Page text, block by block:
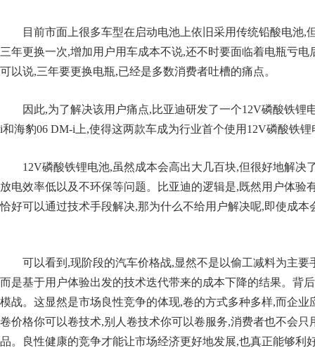
目前市面上很多车型在启动电池上依旧采用传统铅酸电池,
三年更换一次,增加用户用车成本不说,还不时要面临着电瓶亏电
可以说,三年要更换电瓶,已经是多数消费者吐槽的痛点。
因此,为了解决该用户痛点,比亚迪研发了一个12V磷酸铁锂
i和海豹06 DM-i上,使得这两款车成为行业首个使用12V磷酸铁
12V磷酸铁锂电池,虽然成本会高出大几百块,但很好地解决
放电效率低以及不环保等问题。比亚迪的逻辑是,既然用户体验
恰好可以通过技术手段解决,那为什么不给用户解决呢,即使成本
可以看到,现阶段的汽车价格战,显然不是以偷工减料为主要
而是基于用户体验出发的技术迭代带来的成本下降的结果。背
模战。这显然是市场良性竞争的体现,卷的方式多种多样,而企业
卷价格你可以卷技术,别人卷技术你可以卷服务,消费者也不会只
品。良性健康的竞争才能让市场经济更好地发展,也真正能够利